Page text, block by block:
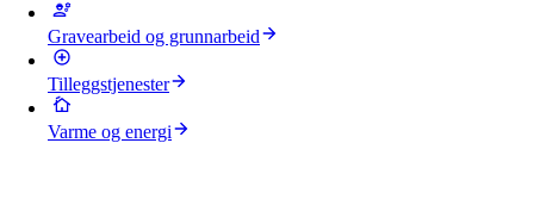
Gravearbeid og grunnarbeid
Tilleggstjenester
Varme og energi